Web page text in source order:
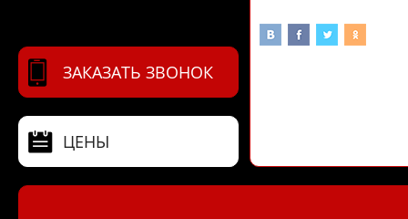
ЗАКАЗАТЬ ЗВОНОК
ЦЕНЫ